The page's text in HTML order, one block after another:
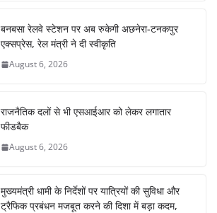
बनबसा रेलवे स्टेशन पर अब रुकेगी अछनेरा-टनकपुर
एक्सप्रेस, रेल मंत्री ने दी स्वीकृति
August 6, 2026
राजनैतिक दलों से भी एसआईआर को लेकर लगातार
फीडबैक
August 6, 2026
मुख्यमंत्री धामी के निर्देशों पर यात्रियों की सुविधा और
ट्रैफिक प्रबंधन मजबूत करने की दिशा में बड़ा कदम,